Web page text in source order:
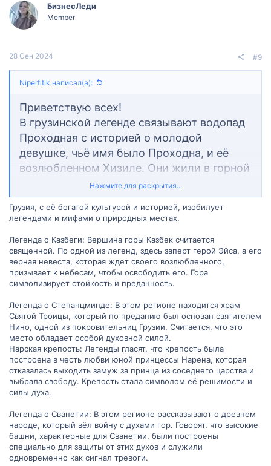
БизнесЛеди
Member
28 Сен 2024 #9
Niperfitik написал(а):
Приветствую всех!
В грузинской легенде связывают водопад
Проходная с историей о молодой
девушке, чьё имя было Проходна, и её
возлюбленном Хизиле. Они жили в горной
долине, окружённой красотой природы.
Их любовь была столь сильной, что они
решили пожениться. Однако судьба
празднования их свадьбы Проходна
несчастно упала в водопад Проходная и
погибла. Хизил, отчаявшись от горя,
решил больше не покидать место
трагедии, живя там и проводя дни в
молитвах и воспоминаниях о своей
возлюбленной. Эта легенда олицетворяет
тему любви, преданности и потери в
грузинской культуре.
Какие другие легенды или мифы вам
известны о природных местах?
Нажмите для раскрытия...
Грузия, с её богатой культурой и историей, изобилует
легендами и мифами о природных местах.
Легенда о Казбеги: Вершина горы Казбек считается
священной. По одной из легенд, здесь заперт герой Эйса, а его
верная невеста, которая ждет своего возлюбленного,
призывает к небесам, чтобы освободить его. Гора
символизирует стойкость и преданность.
Легенда о Степанцминде: В этом регионе находится храм
Святой Троицы, который по преданию был основан святителем
Нино, одной из покровительниц Грузии. Считается, что это
место обладает особой духовной силой.
Нарская крепость: Легенды гласят, что крепость была
построена в честь любви юной принцессы Нарена, которая
отказалась выходить замуж за принца из соседнего царства и
выбрала свободу. Крепость стала символом её решимости и
силы духа.
Легенда о Сванетии: В этом регионе рассказывают о древнем
народе, который вёл войну с духами гор. Говорят, что высокие
башни, характерные для Сванетии, были построены
специально для защиты от этих духов и служили
одновременно как сигнал тревоги.